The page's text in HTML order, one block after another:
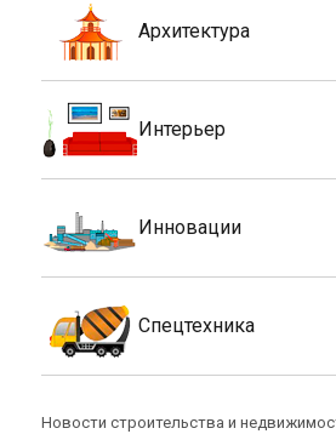
Архитектура
Интерьер
Инновации
Спецтехника
Новости строительства и